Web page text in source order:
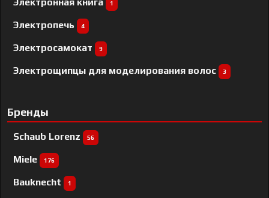
1
Электропечь 4
Электросамокат 9
Электрощипцы для моделирования волос 3
Бренды
Schaub Lorenz 56
Miele 176
Bauknecht 1